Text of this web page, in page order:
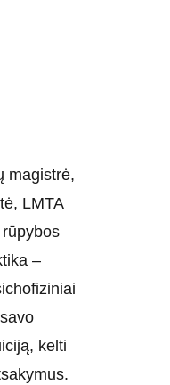
magistrė,
LMTA
–
kelti